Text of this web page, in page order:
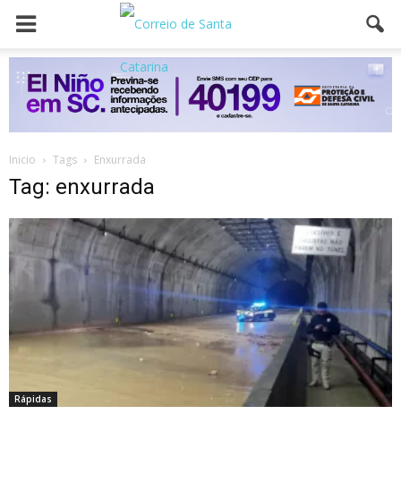
Inicio Tags Enxurrada
Tag: enxurrada
Rápidas